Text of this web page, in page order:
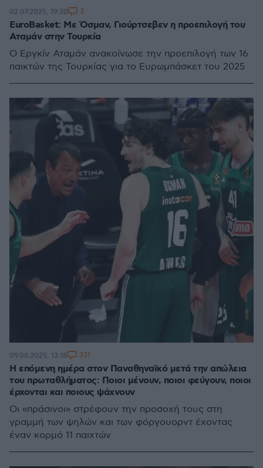
EuroBasket: Με Όσμαν, Γιούρτσεβεν η προεπιλογή του
Αταμάν στην Τουρκία
Ο Εργκίν Αταμάν ανακοίνωσε την προεπιλογή των 16
παικτών της Τουρκίας για το Ευρωμπάσκετ του 2025
02.07.2025, 19:30 3
Η επόμενη ημέρα στον Παναθηναϊκό μετά την απώλεια
του πρωταθλήματος: Ποιοι μένουν, ποιοι φεύγουν, ποιοι
έρχονται και ποιους ψάχνουν
Οι «πράσινοι» στρέφουν την προσοχή τους στη
γραμμή των ψηλών και των φόργουορντ έχοντας
έναν κορμό 11 παιχτών
09.06.2025, 13:18 331